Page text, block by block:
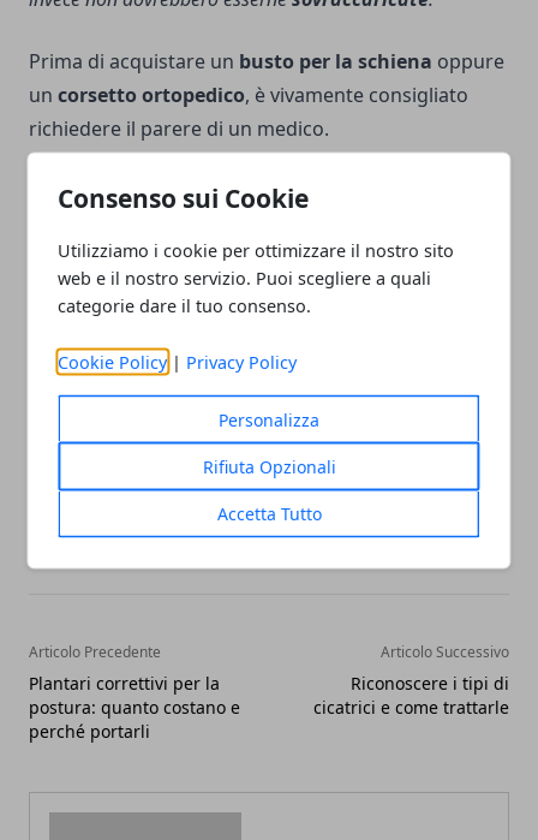
Consenso sui Cookie
Utilizziamo i cookie per ottimizzare il nostro sito
web e il nostro servizio. Puoi scegliere a quali
categorie dare il tuo consenso.
Cookie Policy | Privacy Policy
Personalizza
Rifiuta Opzionali
Accetta Tutto
Prima di acquistare un busto per la schiena oppure
un corsetto ortopedico, è vivamente consigliato
richiedere il parere di un medico.
In alcuni casi sono sufficienti qualche seduta di
fisioterapiao di ginnastica posturale
Altre volte, nei casi più gravi è necessario per
alleviare i dolori, correggere la postura
e seguire
medico.
Whatsapp
Articolo Precedente
Plantari correttivi per la
postura: quanto costano e
perché portarli
Articolo Successivo
Riconoscere i tipi di
cicatrici e come trattarle